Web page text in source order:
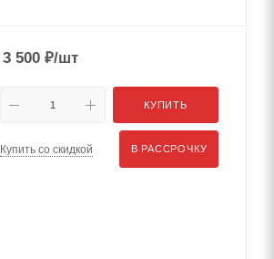
3 500 ₽/шт
КУПИТЬ
Купить со скидкой В РАССРОЧКУ